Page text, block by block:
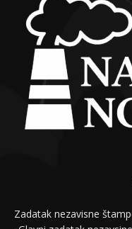
Zadatak nezavisne